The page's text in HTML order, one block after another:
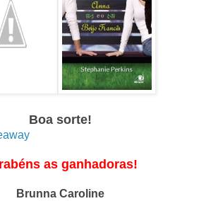
Boa sorte!
as ganhadoras!
Brunna Caroline